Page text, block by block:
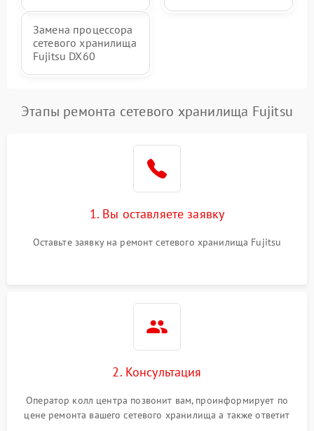
Замена процессора
сетевого хранилища
Fujitsu DX60
Этапы ремонта сетевого хранилища Fujitsu
1. Вы оставляете заявку
Оставьте заявку на ремонт сетевого хранилища Fujitsu
2. Консультация
Оператор колл центра позвонит вам, проинформирует по
цене ремонта вашего сетевого хранилища а также ответит